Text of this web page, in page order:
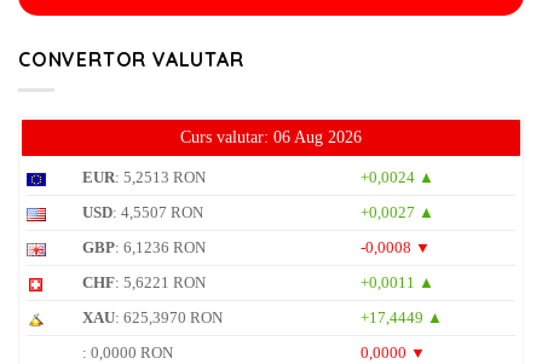
CONVERTOR VALUTAR
Curs valutar: 06 Aug 2026
EUR: 5,2513 RON +0,0024 ▲
USD: 4,5507 RON +0,0027 ▲
GBP: 6,1236 RON -0,0008 ▼
CHF: 5,6221 RON +0,0011 ▲
XAU: 625,3970 RON +17,4449 ▲
: 0,0000 RON 0,0000 ▼